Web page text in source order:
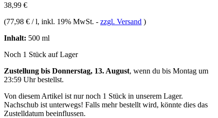
38,99 €
(77,98 € / l, inkl. 19% MwSt. - zzgl. Versand )
Inhalt: 500 ml
Noch 1 Stück auf Lager
Zustellung bis Donnerstag, 13. August, wenn du bis Montag um
23:59 Uhrbestellst.
Von diesem Artikel ist nur noch 1 Stück in unserem Lager.
Nachschub ist unterwegs! Falls mehr bestellt wird, könnte dies das
Zustelldatum beeinflussen.